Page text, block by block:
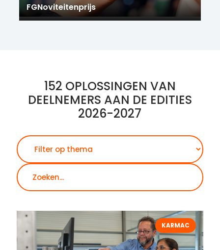
FGNoviteitenprijs
152 OPLOSSINGEN VAN
DEELNEMERS AAN DE EDITIES
2026-2027
KARMAC